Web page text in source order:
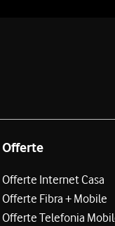
Offerte
Offerte Internet Casa
Offerte Fibra + Mobile
Offerte Telefonia